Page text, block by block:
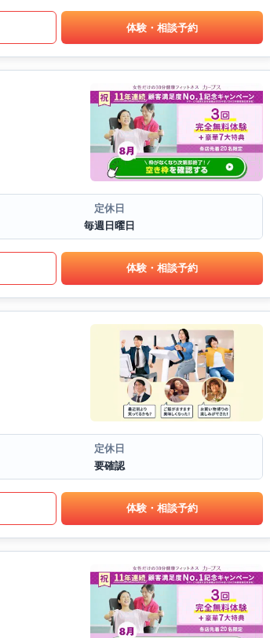
体験・相談予約
定休日
毎週日曜日
体験・相談予約
定休日
要確認
体験・相談予約